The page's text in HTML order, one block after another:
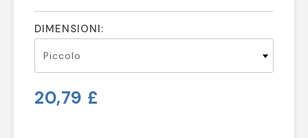
DIMENSIONI:
20,79 £